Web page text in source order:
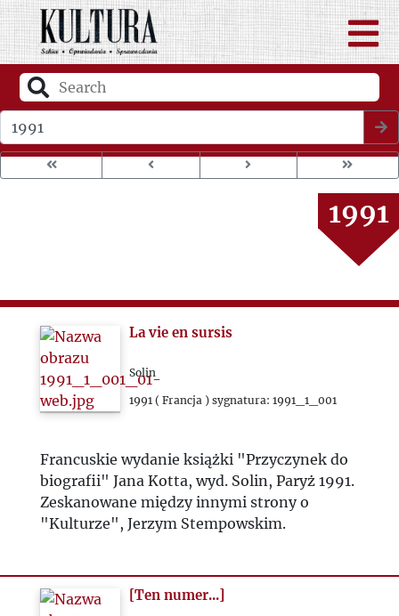
1987
1988
1989
1990
1991
1992
1993
2020
2021
La vie en sursis
Solin
1991 ( Francja ) sygnatura: 1991_1_001
Francuskie wydanie książki "Przyczynek do
biografii" Jana Kotta, wyd. Solin, Paryż 1991.
Zeskanowane między innymi strony o
"Kulturze", Jerzym Stempowskim.
[Ten numer...]